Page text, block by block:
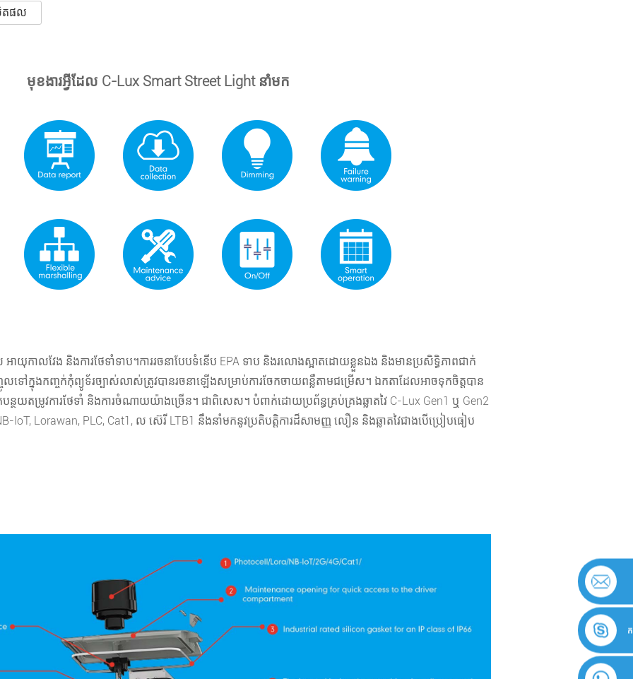
តផល
មុខងារអ្វីដែល C-Lux Smart Street Light នាំមក
អាយុកាលវែង និងការថែទាំទាប។ការរចនាបែបទំនើប EPA ទាប និងរលោងស្អាតដោយខ្លួនឯង និងមានប្រសិទ្ធិភាពជាក់
ៅក្នុងកញ្ចក់កុំព្យូទ័រច្បាស់លាស់ត្រូវបានរចនាឡើងសម្រាប់ការចែកចាយពន្លឺតាមជម្រើស។ ឯកតាដែលអាចទុកចិត្តបាន
ថយតម្រូវការថែទាំ និងការចំណាយយ៉ាងច្រើន។ ជាពិសេស។ បំពាក់ដោយប្រព័ន្ធគ្រប់គ្រងឆ្លាតវៃ C-Lux Gen1 ឬ Gen2
Lorawan, PLC, Cat1, ល ស៊េរី LTB1 នឹងនាំមកនូវប្រតិបត្តិការដ៏សាមញ្ញ លឿន និងឆ្លាតវៃជាងបើប្រៀបធៀប